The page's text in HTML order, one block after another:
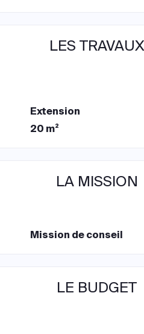
LES TRAVAUX
Extension
20 m²
LA MISSION
Mission de conseil
LE BUDGET